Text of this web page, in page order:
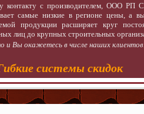
контакту с производителем, ООО РП
самые низкие в регионе цены, а
продукции расширяет круг
лиц до крупных строительных
и Вы окажетесь в числе наших
Гибкие системы скидок